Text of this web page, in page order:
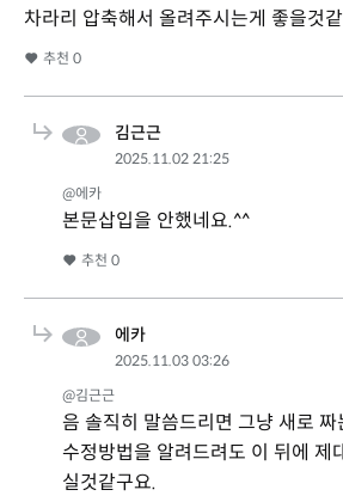
차라리 압축해서 올려주시는게 좋을것
추천 0
김근근
2025.11.02 21:25
@에카
본문삽입을 안했네요.^^
추천 0
에카
2025.11.03 03:26
@김근근
음 솔직히 말씀드리면 그냥 새로
수정방법을 알려드려도 이 뒤에 제
실것같구요.